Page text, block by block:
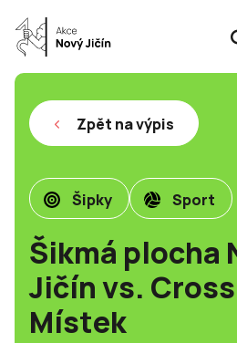
Zpět na výpis
Šipky Sport
Šikmá plocha
Jičín vs.
Místek